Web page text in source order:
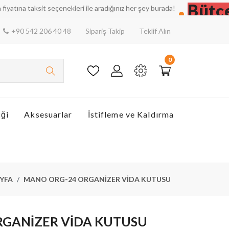
seçenekleri ile aradığınız her şey burada!
+90 542 206 40 48 Sipariş Takip Teklif Alın
0
Aksesuarlar İstifleme ve Kaldırma
MANO ORG-24 ORGANİZER VİDA KUTUSU
VİDA KUTUSU